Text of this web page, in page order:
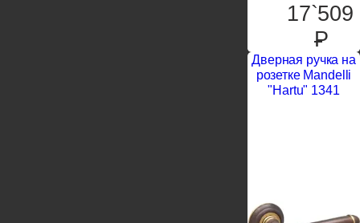
17`509
P
Дверная ручка на
розетке Mandelli
"Hartu" 1341